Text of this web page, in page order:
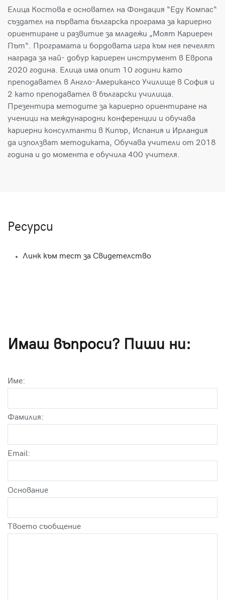
Елица Костова е основател на Фондация “Еду Компас“
създател на първата българска програма за кариерно
ориентиране и развитие за младежи „Моят Кариерен
Път“. Програмата и бордовата игра към нея печелят
награда за най- добур кариерен инструмент в Европа
2020 година. Елица има опит 10 години като
преподавател в Англо-Американсо Училище в София и
2 като преподавател в български училища.
Презентира методите за кариерно ориентиране на
ученици на международни конференции и обучава
кариерни консултанти в Кипър, Испания и Ирландия
да използват методиката, Обучава учители от 2018
година и до момента е обучила 400 учителя.
Ресурси
Линк към тест за Свидетелство
Имаш въпроси? Пиши ни:
Име:
Фамилия:
Email:
Оснoвание
Твоето съобщение